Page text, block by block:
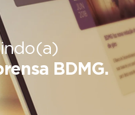
BDMG.